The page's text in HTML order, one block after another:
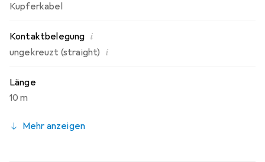
Kupferkabel
Kontaktbelegung i
ungekreuzt (straight) i
Länge
10 m
Mehr anzeigen